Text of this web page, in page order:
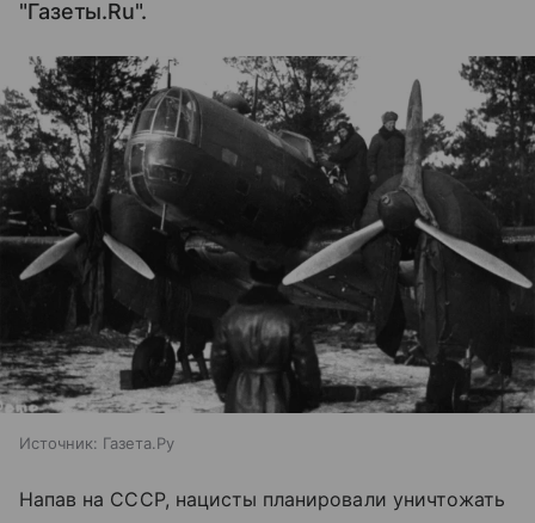
"Газеты.Ru".
Источник: Газета.Ру
Напав на СССР, нацисты планировали уничтожать